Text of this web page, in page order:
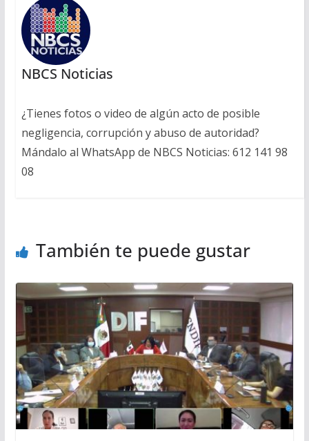
NBCS Noticias
¿Tienes fotos o video de algún acto de posible
negligencia, corrupción y abuso de autoridad?
Mándalo al WhatsApp de NBCS Noticias: 612 141 98
08
También te puede gustar